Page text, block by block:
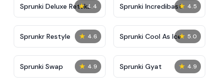
★ 4.4
Sprunki Deluxe Retake ★ 4.5
Sprunki Incredibast
★ 4.6
Sprunkr Restyle ★ 5.0
Sprunki Cool As Ice
★ 4.9
Sprunki Swap ★ 4.9
Sprunki Gyat